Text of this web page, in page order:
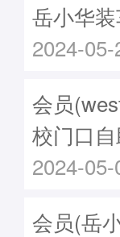
岳小华
2024-
会员
校门口
2024-05-
会员(岳